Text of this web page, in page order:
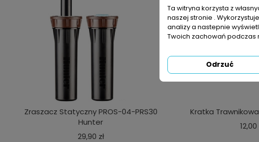
Zraszacz Statyczny PROS-04-PRS30
Hunter
29,90 złCena
Kratka
12,00
Ta witryna korzysta z
naszej stronie .
analizy a nastepnie
Twoich zachowań podczas
Odrzuć